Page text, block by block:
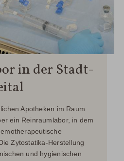
in der Stadt-
Apotheken im Raum
ein Reinraumlabor, in dem
Zytostatika-Herstellung
und hygienischen